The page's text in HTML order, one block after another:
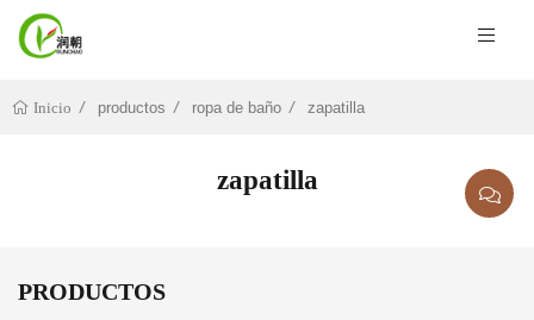
Inicio productos ropa de baño zapatilla
zapatilla
PRODUCTOS